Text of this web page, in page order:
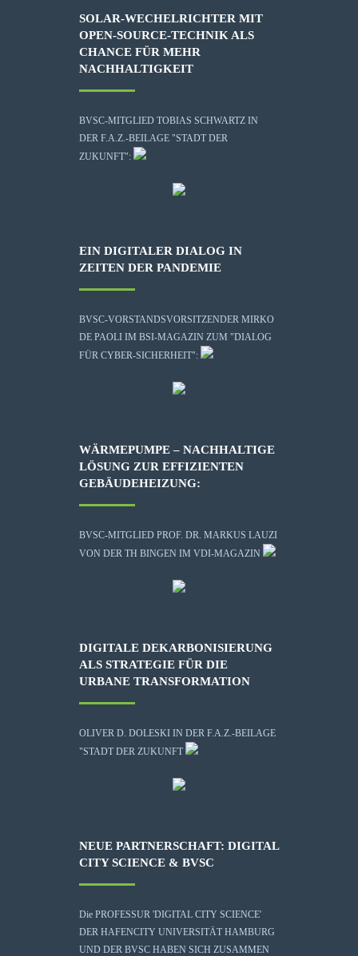
SOLAR-WECHELRICHTER MIT
OPEN-SOURCE-TECHNIK ALS
CHANCE FÜR MEHR
NACHHALTIGKEIT
BVSC-MITGLIED TOBIAS SCHWARTZ IN
DER F.A.Z.-BEILAGE "STADT DER
ZUKUNFT":
EIN DIGITALER DIALOG IN
ZEITEN DER PANDEMIE
BVSC-VORSTANDSVORSITZENDER MIRKO
DE PAOLI IM BSI-MAGAZIN ZUM "DIALOG
FÜR CYBER-SICHERHEIT":
WÄRMEPUMPE – NACHHALTIGE
LÖSUNG ZUR EFFIZIENTEN
GEBÄUDEHEIZUNG:
BVSC-MITGLIED PROF. DR. MARKUS LAUZI
VON DER TH BINGEN IM VDI-MAGAZIN
DIGITALE DEKARBONISIERUNG
ALS STRATEGIE FÜR DIE
URBANE TRANSFORMATION
OLIVER D. DOLESKI IN DER F.A.Z.-BEILAGE
"STADT DER ZUKUNFT
NEUE PARTNERSCHAFT: DIGITAL
CITY SCIENCE & BVSC
Die PROFESSUR 'DIGITAL CITY SCIENCE'
DER HAFENCITY UNIVERSITÄT HAMBURG
UND DER BVSC HABEN SICH ZUSAMMEN